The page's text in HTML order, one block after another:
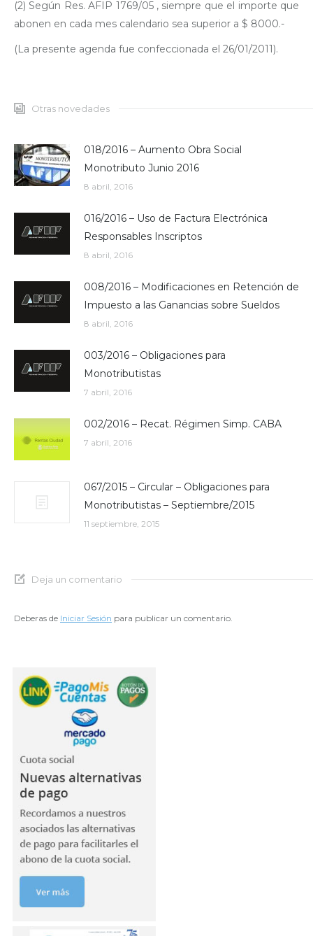
(2) Según Res. AFIP 1769/05 , siempre que el importe que
abonen en cada mes calendario sea superior a $ 8000.-
(La presente agenda fue confeccionada el 26/01/2011).
Otras novedades
018/2016 – Aumento Obra Social
Monotributo Junio 2016
8 abril, 2016
016/2016 – Uso de Factura Electrónica
Responsables Inscriptos
8 abril, 2016
008/2016 – Modificaciones en Retención de
Impuesto a las Ganancias sobre Sueldos
8 abril, 2016
003/2016 – Obligaciones para
Monotributistas
7 abril, 2016
002/2016 – Recat. Régimen Simp. CABA
7 abril, 2016
067/2015 – Circular – Obligaciones para
Monotributistas – Septiembre/2015
11 septiembre, 2015
Deja un comentario
Deberas de Iniciar Sesión para publicar un comentario.